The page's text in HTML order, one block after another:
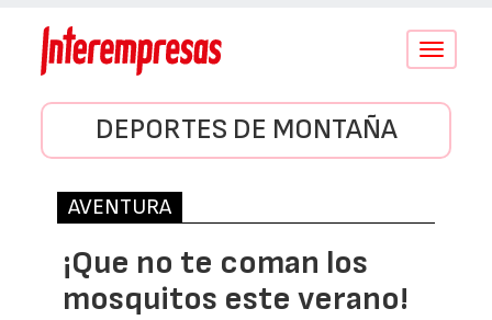
Conmutar
DEPORTES DE MONTAÑA
AVENTURA
¡Que no te coman los
mosquitos este verano!